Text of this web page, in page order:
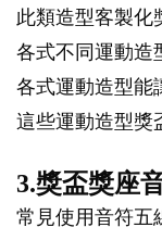
此類造型客製化
各式不同運動造
各式運動造型能
這些運動造型獎
3.獎盃獎座
常見使用音符五